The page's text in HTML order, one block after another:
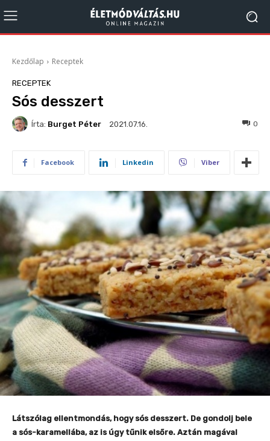
Kezdőlap Receptek
RECEPTEK
Sós desszert
Írta: Burget Péter 2021.07.16. 0
Facebook Linkedin Viber
Látszólag ellentmondás, hogy sós desszert. De gondolj bele
a sós-karamellába, az is úgy tűnik elsőre. Aztán magával